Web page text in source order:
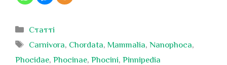
Категорії
Статті
Позначки
Carnivora, Chordata, Mammalia,Nanophoca,
Phocidae, Phocinae, Phocini, Pinnipedia